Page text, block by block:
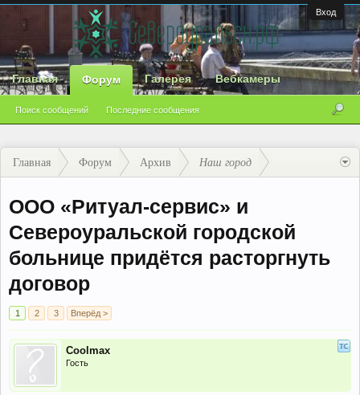
Вход
Главная Форум
Поиск сообщений Последние сообщения
Галерея Вебкамеры
Главная Форум Архив Наш город
ООО «Ритуал-сервис» и
Североуральской городской
больнице придётся расторгнуть
договор
1 2 3 Вперёд >
Coolmax
Гость